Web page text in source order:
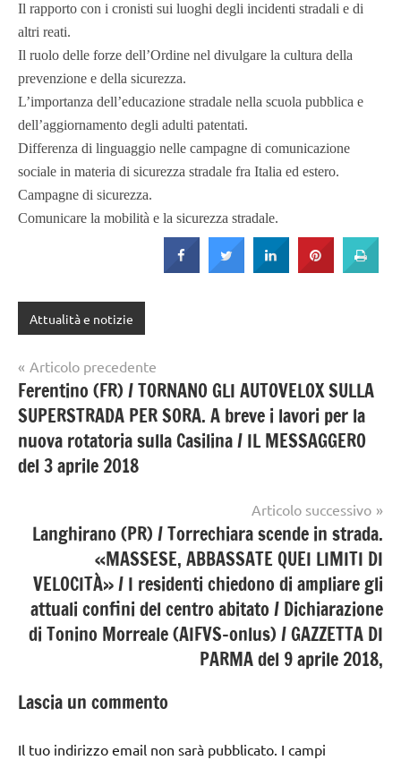
Il rapporto con i cronisti sui luoghi degli incidenti stradali e di
altri reati.
Il ruolo delle forze dell’Ordine nel divulgare la cultura della
prevenzione e della sicurezza.
L’importanza dell’educazione stradale nella scuola pubblica e
dell’aggiornamento degli adulti patentati.
Differenza di linguaggio nelle campagne di comunicazione
sociale in materia di sicurezza stradale fra Italia ed estero.
Campagne di sicurezza.
Comunicare la mobilità e la sicurezza stradale.
Attualità e notizie
Navigazione
articoli
Articolo precedente
Ferentino (FR) / TORNANO GLI AUTOVELOX SULLA
SUPERSTRADA PER SORA. A breve i lavori per la
nuova rotatoria sulla Casilina / IL MESSAGGERO
del 3 aprile 2018
Articolo successivo
Langhirano (PR) / Torrechiara scende in strada.
«MASSESE, ABBASSATE QUEI LIMITI DI
VELOCITÀ» / I residenti chiedono di ampliare gli
attuali confini del centro abitato / Dichiarazione
di Tonino Morreale (AIFVS-onlus) / GAZZETTA DI
PARMA del 9 aprile 2018,
Lascia un commento
Il tuo indirizzo email non sarà pubblicato. I campi